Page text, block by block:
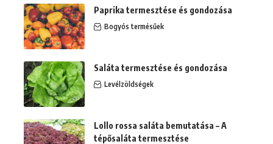
Paprika termesztése és gondozása
Bogyós termésűek
Saláta termesztése és gondozása
Levélzöldségek
Lollo rossa saláta bemutatása – A
tépősaláta termesztése